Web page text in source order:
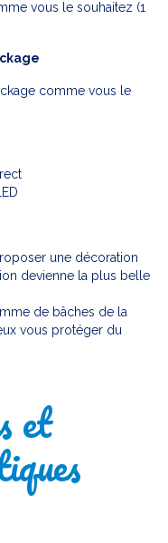
vous le souhaitez (1
comme vous le
une décoration
devienne la plus belle
de bâches de la
vous protéger du
et